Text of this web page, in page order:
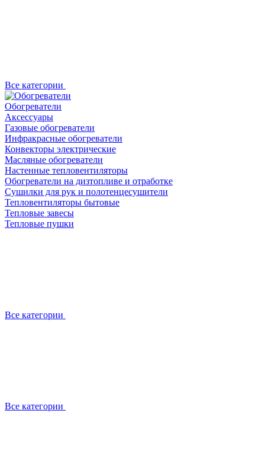
Все категории
Обогреватели
Аксессуары
Газовые обогреватели
Инфракрасные обогреватели
Конвекторы электрические
Масляные обогреватели
Настенные тепловентиляторы
Обогреватели на дизтопливе и отработке
Сушилки для рук и полотенцесушители
Тепловентиляторы бытовые
Тепловые завесы
Тепловые пушки
Все категории
Все категории